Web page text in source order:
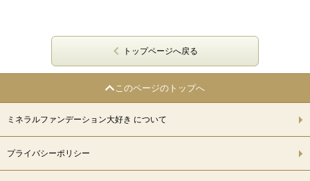
トップページへ戻る
このページのトップへ
ミネラルファンデーション大好き について
プライバシーポリシー